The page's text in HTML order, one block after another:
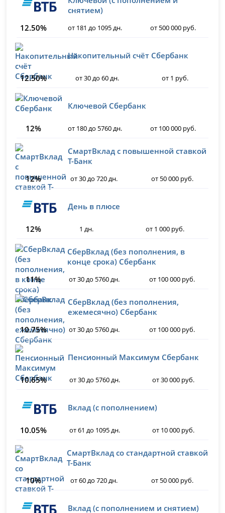
снятием)
12.50%
от 181 до 1095 дн. от 500 000 руб.
Накопительный счёт Сбербанк
12.50% от 30 до 60 дн. от 1 руб.
Ключевой Сбербанк
12% от 180 до 5760 дн. от 100 000 руб.
СмартВклад с повышенной ставкой
Т-Банк
12%
от 30 до 720 дн. от 50 000 руб.
День в плюсе
12% 1 дн. от 1 000 руб.
СберВклад (без пополнения, в
конце срока) Сбербанк
11%
от 30 до 5760 дн. от 100 000 руб.
СберВклад (без пополнения,
ежемесячно) Сбербанк
10.75%
от 30 до 5760 дн. от 100 000 руб.
Пенсионный Максимум Сбербанк
10.65% от 30 до 5760 дн. от 30 000 руб.
Вклад (с пополнением)
10.05% от 61 до 1095 дн. от 10 000 руб.
СмартВклад со стандартной ставкой
Т-Банк
10%
от 60 до 720 дн. от 50 000 руб.
Вклад (с пополнением и снятием)